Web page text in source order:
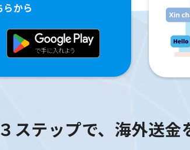
から
ステップで、海外送金